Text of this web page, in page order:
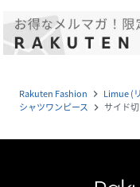
Rakuten Fashion navigate_next Limue (
シャツワンピース navigate_next サイド